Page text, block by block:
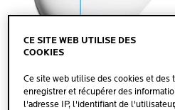
CE SITE WEB UTILISE DES
COOKIES
Ce site web utilise des cookies et
enregistrer et récupérer des
l'adresse IP, l'identifiant de